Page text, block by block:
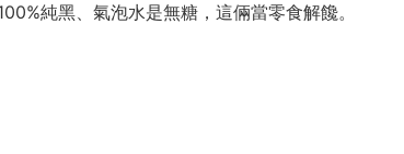
純黑、氣泡水是無糖，這倆當零食解饞。